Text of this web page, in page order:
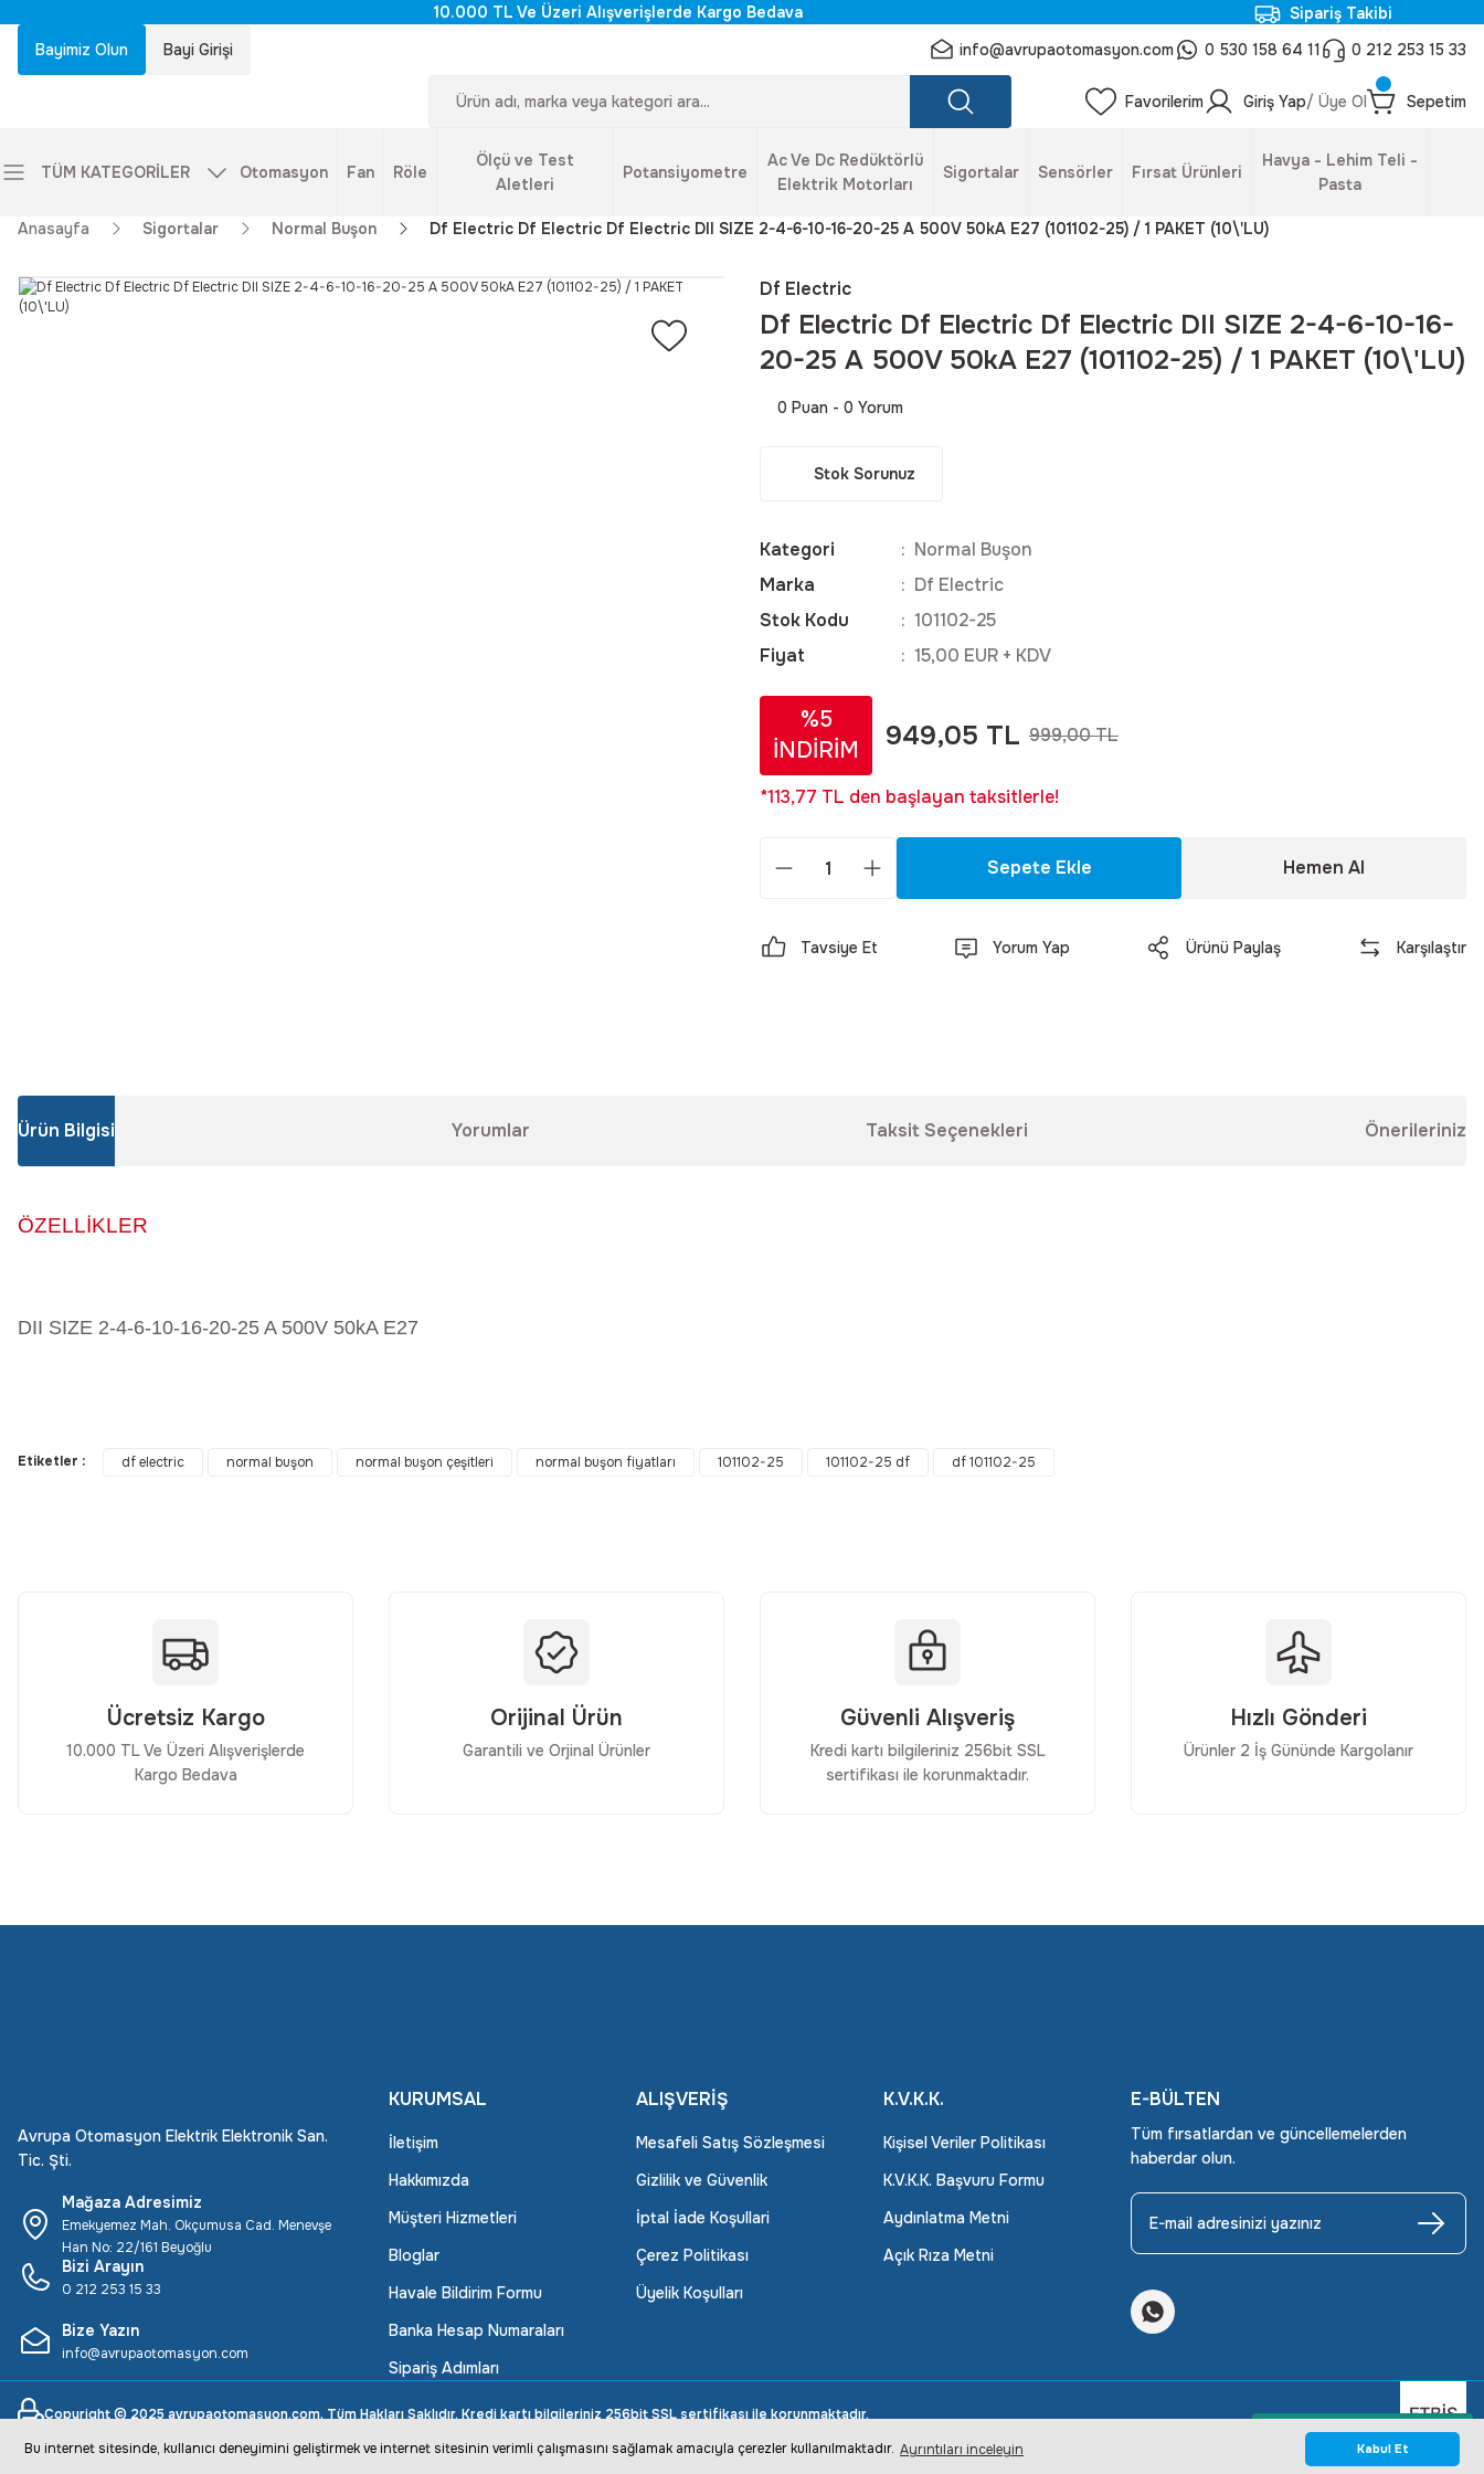
Bu internet sitesinde, kullanıcı deneyimini geliştirmek ve internet sitesinin verimli çalışmasını sağlamak amacıyla çerezler kullanılmaktadır. Ayrıntıları inceleyin Kabul Et
Whatsapp Bilgi Hattı
10.000 TL Ve Üzeri Alışverişlerde Kargo Bedava
Sipariş Takibi
Bayimiz Olun
Bayi Girişi info@avrupaotomasyon.com 0 530 158 64 11 0 212 253 15 33
Favorilerim Giriş Yap/ Üye Ol Sepetim
TÜM KATEGORİLER Otomasyon Fan Röle
Ölçü ve Test
Aletleri
Potansiyometre
Ac Ve Dc Redüktörlü
Elektrik Motorları
Sigortalar Sensörler Fırsat Ürünleri
Havya - Lehim Teli -
Pasta
Anasayfa Sigortalar Normal Buşon Df Electric Df Electric Df Electric DII SIZE 2-4-6-10-16-20-25 A 500V 50kA E27 (101102-25) / 1 PAKET (10\'LU)
Df Electric
Df Electric Df Electric Df Electric DII SIZE 2-4-6-10-16-
20-25 A 500V 50kA E27 (101102-25) / 1 PAKET (10\'LU)
0 Puan - 0 Yorum
Stok Sorunuz
Kategori
Normal Buşon
Marka
Df Electric
Stok Kodu
101102-25
Fiyat
15,00 EUR + KDV
%5
İNDİRİM
949,05 TL 999,00 TL
*113,77 TL den başlayan taksitlerle!
Sepete Ekle Hemen Al
Tavsiye Et Yorum Yap Ürünü Paylaş Karşılaştır
Ürün Bilgisi Yorumlar Taksit Seçenekleri Önerileriniz
ÖZELLİKLER
DII SIZE 2-4-6-10-16-20-25 A 500V 50kA E27
Bu ürüne benzer farklı alternatifler olmalı.
Etiketler : df electric normal buşon normal buşon çeşitleri normal buşon fiyatları 101102-25 101102-25 df df 101102-25
Ücretsiz Kargo
10.000 TL Ve Üzeri Alışverişlerde
Kargo Bedava
Orijinal Ürün
Garantili ve Orjinal Ürünler
Güvenli Alışveriş
Kredi kartı bilgileriniz 256bit SSL
sertifikası ile korunmaktadır.
Hızlı Gönderi
Ürünler 2 İş Gününde Kargolanır
Avrupa Otomasyon Elektrik Elektronik San.
Tic. Şti.
Mağaza Adresimiz
Emekyemez Mah. Okçumusa Cad. Menevşe
Han No: 22/161 Beyoğlu
Bizi Arayın
0 212 253 15 33
Bize Yazın
info@avrupaotomasyon.com
KURUMSAL
İletişim
Hakkımızda
Müşteri Hizmetleri
Bloglar
Havale Bildirim Formu
Banka Hesap Numaraları
Sipariş Adımları
ALIŞVERİŞ
Mesafeli Satış Sözleşmesi
Gizlilik ve Güvenlik
İptal İade Koşullari
Çerez Politikası
Üyelik Koşulları
K.V.K.K.
Kişisel Veriler Politikası
K.V.K.K. Başvuru Formu
Aydınlatma Metni
Açık Rıza Metni
E-BÜLTEN
Tüm fırsatlardan ve güncellemelerden
haberdar olun.
Copyright © 2025 avrupaotomasyon.com, Tüm Hakları Saklıdır. Kredi kartı bilgileriniz 256bit SSL sertifikası ile korunmaktadır.